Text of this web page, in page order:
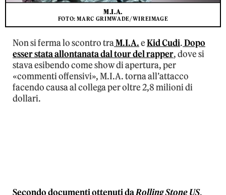
M.I.A.
FOTO: MARC GRIMWADE/WIREIMAGE
Non si ferma lo scontro traM.I.A.eKid Cudi.Dopo
esser stata allontanata dal tour del rapper, dove si
stava esibendo come show di apertura, per
«commenti offensivi», M.I.A. torna all’attacco
facendo causa al collega per oltre 2,8 milioni di
dollari.
Secondo documenti ottenuti daRolling Stone US,